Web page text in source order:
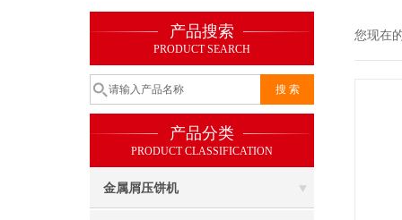
产品搜索
PRODUCT SEARCH
产品分类
PRODUCT CLASSIFICATION
金属屑压饼机
您现在